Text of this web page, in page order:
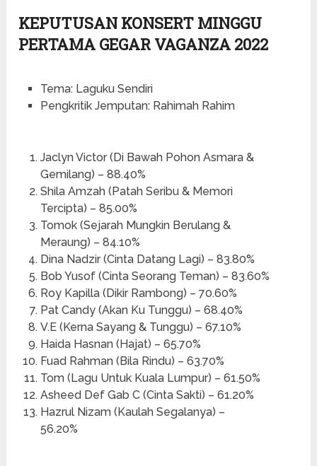
KEPUTUSAN KONSERT MINGGU
PERTAMA GEGAR VAGANZA 2022
Tema: Laguku Sendiri
Pengkritik Jemputan: Rahimah Rahim
Jaclyn Victor (Di Bawah Pohon Asmara &
Gemilang) – 88.40%
Shila Amzah (Patah Seribu & Memori
Tercipta) – 85.00%
Tomok (Sejarah Mungkin Berulang &
Meraung) – 84.10%
Dina Nadzir (Cinta Datang Lagi) – 83.80%
Bob Yusof (Cinta Seorang Teman) – 83.60%
Roy Kapilla (Dikir Rambong) – 70.60%
Pat Candy (Akan Ku Tunggu) – 68.40%
V.E (Kerna Sayang & Tunggu) – 67.10%
Haida Hasnan (Hajat) – 65.70%
Fuad Rahman (Bila Rindu) – 63.70%
Tom (Lagu Untuk Kuala Lumpur) – 61.50%
Asheed Def Gab C (Cinta Sakti) – 61.20%
Hazrul Nizam (Kaulah Segalanya) –
56.20%